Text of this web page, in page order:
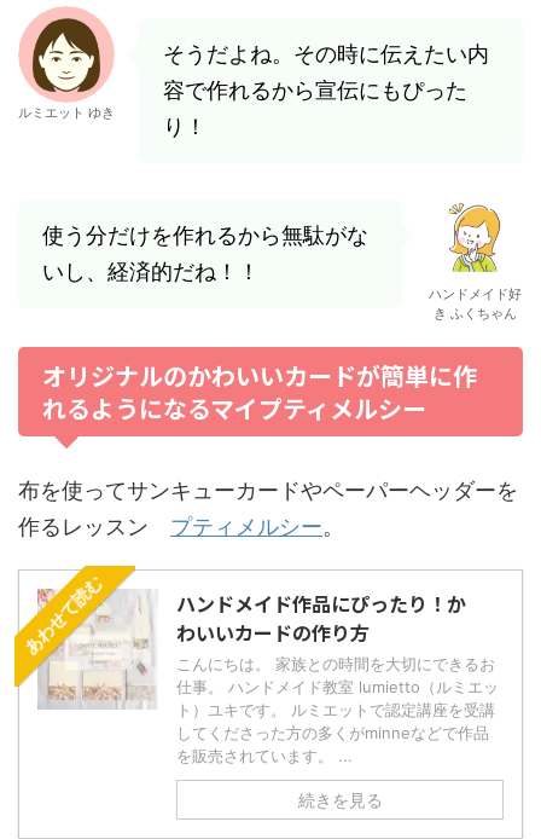
ルミエット ゆき
そうだよね。その時に伝えたい内
容で作れるから宣伝にもぴった
り！
使う分だけを作れるから無駄がな
いし、経済的だね！！
ハンドメイド好
き ふくちゃん
オリジナルのかわいいカードが簡単に作
れるようになるマイプティメルシー
布を使ってサンキューカードやペーパーヘッダーを
作るレッスン プティメルシー。
あわせて読む
ハンドメイド作品にぴったり！か
わいいカードの作り方
こんにちは。 家族との時間を大切にできるお
仕事。 ハンドメイド教室 lumietto（ルミエッ
ト）ユキです。 ルミエットで認定講座を受講
してくださった方の多くがminneなどで作品
を販売されています。 ...
続きを見る